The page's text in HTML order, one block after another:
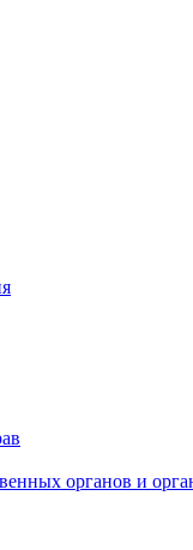
органов и